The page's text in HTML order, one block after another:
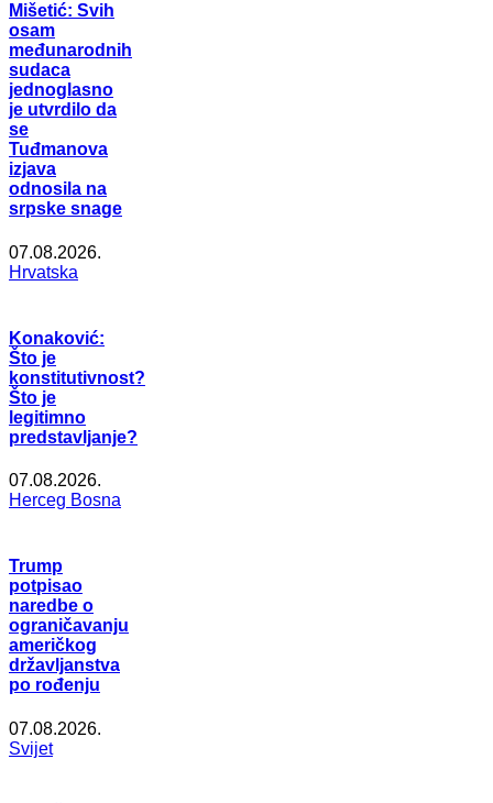
Mišetić: Svih
osam
međunarodnih
sudaca
jednoglasno
je utvrdilo da
se
Tuđmanova
izjava
odnosila na
srpske snage
07.08.2026.
Hrvatska
Konaković:
Što je
konstitutivnost?
Što je
legitimno
predstavljanje?
07.08.2026.
Herceg Bosna
Trump
potpisao
naredbe o
ograničavanju
američkog
državljanstva
po rođenju
07.08.2026.
Svijet